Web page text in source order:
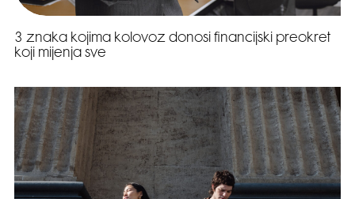
3 znaka kojima kolovoz donosi financijski preokret
koji mijenja sve